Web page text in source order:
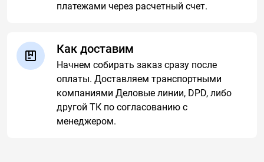
платежами через расчетный счет.
Как доставим
Начнем собирать заказ сразу после
оплаты. Доставляем транспортными
компаниями Деловые линии, DPD, либо
другой ТК по согласованию с
менеджером.